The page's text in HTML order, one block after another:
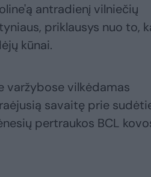
antradienį vilniečių
priklausys nuo to,
kūnai.
varžybose vilkėdamas
savaitę prie
pertraukos BCL